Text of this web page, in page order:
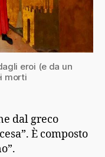
eroi (e da un
morti
dal greco
È composto